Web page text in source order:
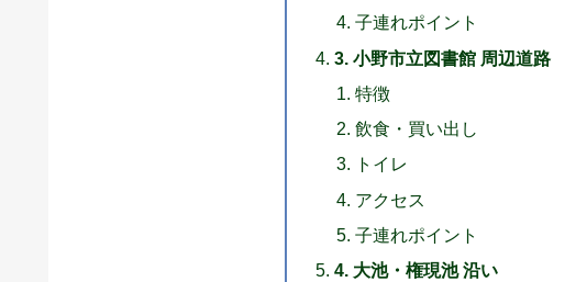
子連れポイント
3. 小野市立図書館 周辺道路
特徴
飲食・買い出し
トイレ
アクセス
子連れポイント
4. 大池・権現池 沿い